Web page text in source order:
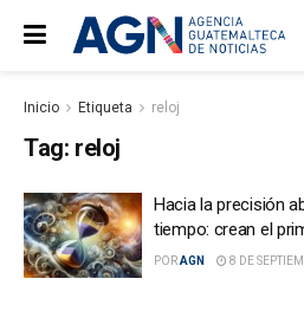
Inicio Etiqueta reloj
Tag: reloj
Hacia la precisión
tiempo: crean el
PORAGN 8 DE